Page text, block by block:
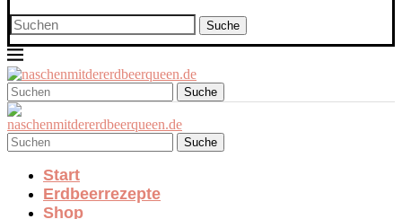
Suche
Suche
Suche
Start
Erdbeerrezepte
Shop